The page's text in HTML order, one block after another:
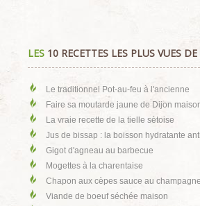
LES 10 RECETTES LES PLUS VUES
Le traditionnel Pot-au-feu à l'ancienne
Faire sa moutarde jaune de Dijon
La vraie recette de la tielle sètoise
Jus de bissap : la boisson hydratante
Gigot d'agneau au barbecue
Mogettes à la charentaise
Chapon aux cèpes sauce au champagne
Viande de boeuf séchée maison